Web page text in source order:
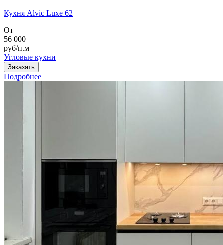
Кухня Alvic Luxe 62
От
56 000
руб/п.м
Угловые кухни
Заказать
Подробнее